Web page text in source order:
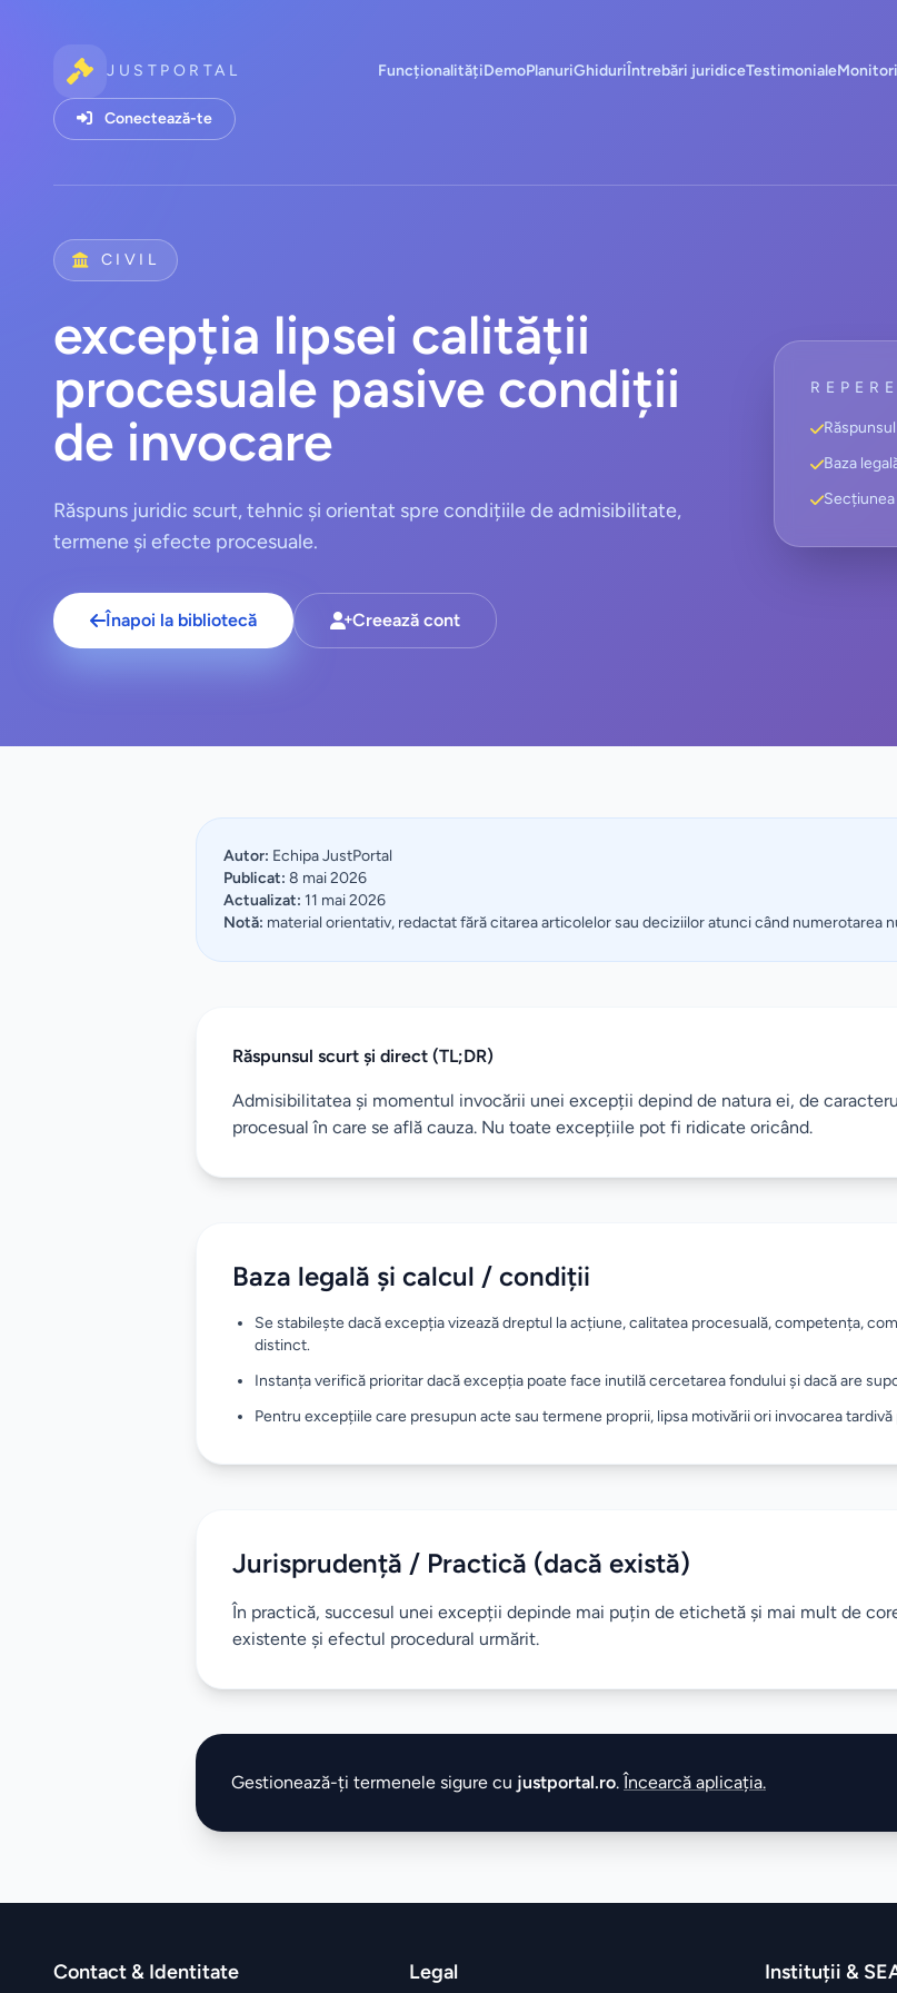
JUSTPORTAL FuncționalitățiDemoPlanuriGhiduriÎntrebări juridiceTestimoniale
Conectează-te
CIVIL
excepția lipsei calității
procesuale pasive condiții
de invocare
Răspuns juridic scurt, tehnic și orientat spre condițiile de admisibilitate,
termene și efecte procesuale.
Înapoi la bibliotecă Creează cont
REPERE
Baza
Autor: Echipa JustPortal
Publicat: 8 mai 2026
Actualizat: 11 mai 2026
Notă: material orientativ, redactat fără citarea articolelor sau deciziilor atunci când numerotarea
Răspunsul scurt și direct (TL;DR)
Admisibilitatea și momentul invocării unei excepții depind de natura ei, de
procesual în care se află cauza. Nu toate excepțiile pot fi ridicate oricând.
Baza legală și calcul / condiții
Se stabilește dacă excepția vizează dreptul la acțiune, calitatea procesuală, competența,
distinct.
Instanța verifică prioritar dacă excepția poate face inutilă cercetarea fondului și dacă are
Pentru excepțiile care presupun acte sau termene proprii, lipsa motivării ori invocarea
Jurisprudență / Practică (dacă există)
În practică, succesul unei excepții depinde mai puțin de etichetă și mai mult de
existente și efectul procedural urmărit.
Gestionează-ți termenele sigure cu justportal.ro.Încearcă aplicația.
Contact & Identitate Legal Instituții &